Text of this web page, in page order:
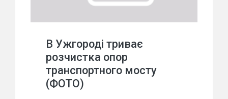
В Ужгороді триває
розчистка опор
транспортного мосту
(ФОТО)